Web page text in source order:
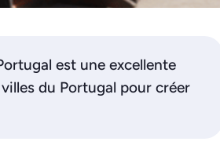
est une excellente
du Portugal pour créer